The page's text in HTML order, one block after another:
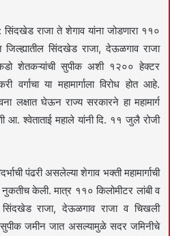
राजा ते शेगाव यांना जोडणारा ११०
जिल्ह्यातील सिंदखेड राजा, देऊळगाव राजा
शेतकऱ्यांची सुपीक अशी १२०० हेक्टर
या महामार्गाला विरोध होत आहे.
लक्षात घेऊन राज्य सरकारने हा महामार्ग
आ. श्वेताताई महाले यांनी दि. ११ जुलै रोजी
पंढरी असलेल्या शेगाव भक्ती महामार्गाची
केली. मात्र ११० किलोमीटर लांबी व
सिंदखेड राजा, देऊळगाव राजा व चिखली
सुपीक जमीन जात असल्यामुळे सदर जमिनीचे